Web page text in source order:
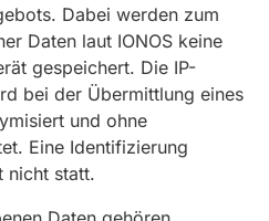
Dabei werden zum
Daten laut IONOS keine
gespeichert. Die IP-
bei der Übermittlung eines
und ohne
Eine Identifizierung
nicht statt.